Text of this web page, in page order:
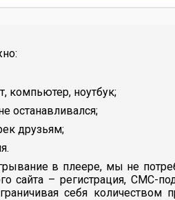
компьютер, ноутбук;
останавливался;
друзьям;
в плеере, мы не
сайта – регистрация, СМС-
себя количеством